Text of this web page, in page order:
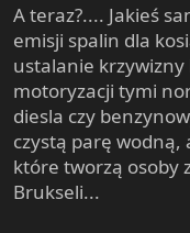
A teraz?.... Jakieś
emisji spalin dla
ustalanie krzywizny
motoryzacji tymi
diesla czy
czystą parę wodną,
które tworzą osoby
Brukseli...